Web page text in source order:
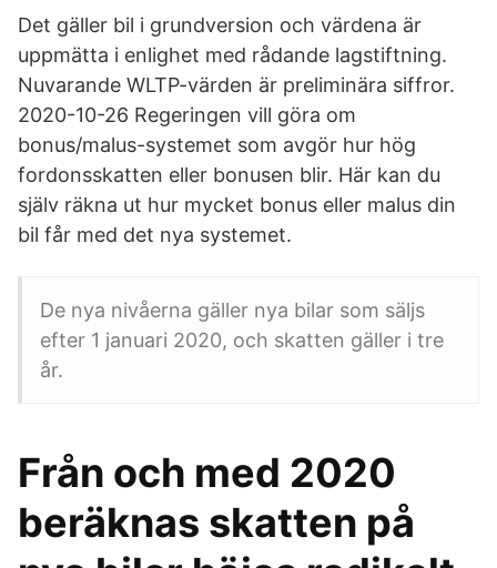
Det gäller bil i grundversion och värdena är
uppmätta i enlighet med rådande lagstiftning.
Nuvarande WLTP-värden är preliminära siffror.
2020-10-26 Regeringen vill göra om
bonus/malus-systemet som avgör hur hög
fordonsskatten eller bonusen blir. Här kan du
själv räkna ut hur mycket bonus eller malus din
bil får med det nya systemet.
De nya nivåerna gäller nya bilar som säljs
efter 1 januari 2020, och skatten gäller i tre
år.
Från och med 2020
beräknas skatten på